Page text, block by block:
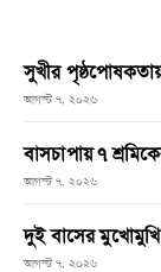
সুখীর
আগস্ট ৭, ২০২৬
বাসচাপায় ৭
আগস্ট ৭, ২০২৬
দুই বাসের মুখোমুখি
আগস্ট ৭, ২০২৬